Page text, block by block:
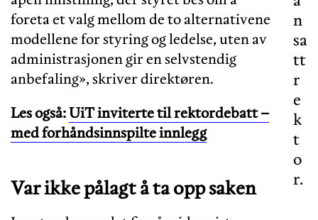
n
sa
tt
r
e
k
t
o
r.
foreta et valg mellom de to alternativene
modellene for styring og ledelse, uten av
administrasjonen gir en selvstendig
anbefaling», skriver direktøren.
Les også:UiT inviterte til rektordebatt –
med forhåndsinnspilte innlegg
Var ikke pålagt å ta opp saken